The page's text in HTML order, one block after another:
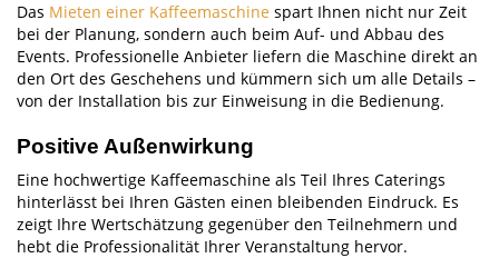
Das Mieten einer Kaffeemaschine spart Ihnen nicht nur Zeit
bei der Planung, sondern auch beim Auf- und Abbau des
Events. Professionelle Anbieter liefern die Maschine direkt an
den Ort des Geschehens und kümmern sich um alle Details –
von der Installation bis zur Einweisung in die Bedienung.
Positive Außenwirkung
Eine hochwertige Kaffeemaschine als Teil Ihres Caterings
hinterlässt bei Ihren Gästen einen bleibenden Eindruck. Es
zeigt Ihre Wertschätzung gegenüber den Teilnehmern und
hebt die Professionalität Ihrer Veranstaltung hervor.